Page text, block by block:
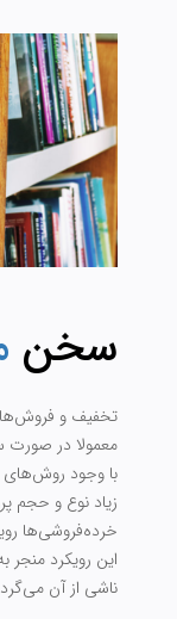
سخن
تخفیف و
معمولا در صورت
با وجود روش‌های
زیاد نوع و حجم
خرده‌فروشی‌ها
این رویکرد
ناشی از آن